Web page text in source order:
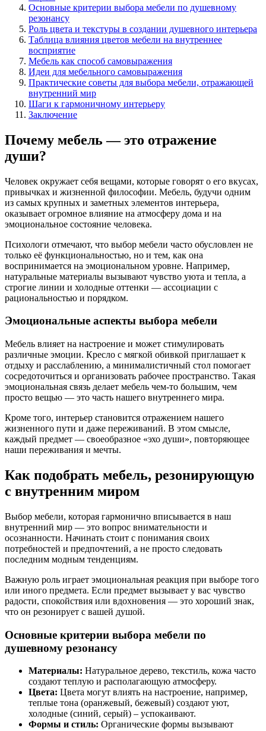
Основные критерии выбора мебели по душевному
резонансу
Роль цвета и текстуры в создании душевного интерьера
Таблица влияния цветов мебели на внутреннее
восприятие
Мебель как способ самовыражения
Идеи для мебельного самовыражения
Практические советы для выбора мебели, отражающей
внутренний мир
Шаги к гармоничному интерьеру
Заключение
Почему мебель — это отражение
души?
Человек окружает себя вещами, которые говорят о его вкусах,
привычках и жизненной философии. Мебель, будучи одним
из самых крупных и заметных элементов интерьера,
оказывает огромное влияние на атмосферу дома и на
эмоциональное состояние человека.
Психологи отмечают, что выбор мебели часто обусловлен не
только её функциональностью, но и тем, как она
воспринимается на эмоциональном уровне. Например,
натуральные материалы вызывают чувство уюта и тепла, а
строгие линии и холодные оттенки — ассоциации с
рациональностью и порядком.
Эмоциональные аспекты выбора мебели
Мебель влияет на настроение и может стимулировать
различные эмоции. Кресло с мягкой обивкой приглашает к
отдыху и расслаблению, а минималистичный стол помогает
сосредоточиться и организовать рабочее пространство. Такая
эмоциональная связь делает мебель чем-то большим, чем
просто вещью — это часть нашего внутреннего мира.
Кроме того, интерьер становится отражением нашего
жизненного пути и даже переживаний. В этом смысле,
каждый предмет — своеобразное «эхо души», повторяющее
наши переживания и мечты.
Как подобрать мебель, резонирующую
с внутренним миром
Выбор мебели, которая гармонично вписывается в наш
внутренний мир — это вопрос внимательности и
осознанности. Начинать стоит с понимания своих
потребностей и предпочтений, а не просто следовать
последним модным тенденциям.
Важную роль играет эмоциональная реакция при выборе того
или иного предмета. Если предмет вызывает у вас чувство
радости, спокойствия или вдохновения — это хороший знак,
что он резонирует с вашей душой.
Основные критерии выбора мебели по
душевному резонансу
Материалы: Натуральное дерево, текстиль, кожа часто
создают теплую и располагающую атмосферу.
Цвета: Цвета могут влиять на настроение, например,
теплые тона (оранжевый, бежевый) создают уют,
холодные (синий, серый) – успокаивают.
Формы и стиль: Органические формы вызывают